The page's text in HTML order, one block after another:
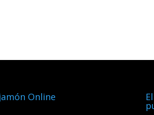
Online